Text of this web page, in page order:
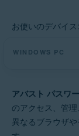
製品:
お使いのデバイス:
WINDOWS PC
アバスト パスワ
のアクセス、管
異なるブラウザ